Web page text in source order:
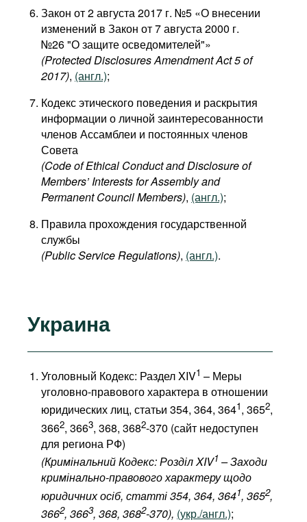
Закон от 2 августа 2017 г. №5 «О внесении
изменений в Закон от 7 августа 2000 г.
№26 "О защите осведомителей"»
(Protected Disclosures Amendment Act 5 of
2017), (англ.);
Кодекс этического поведения и раскрытия
информации о личной заинтересованности
членов Ассамблеи и постоянных членов
Совета
(Code of Ethical Conduct and Disclosure of
Members’ Interests for Assembly and
Permanent Council Members), (англ.);
Правила прохождения государственной
службы
(Public Service Regulations), (англ.).
Украина
Уголовный Кодекс: Раздел XIV1 – Меры
уголовно-правового характера в отношении
юридических лиц, статьи 354, 364, 3641, 3652,
3662, 3663, 368, 3682-370 (сайт недоступен
для региона РФ)
(Кримінальний Кодекс: Розділ XIV1 – Заходи
кримінально-правового характеру щодо
юридичних осіб, статті 354, 364, 3641, 3652,
3662, 3663, 368, 3682-370), (укр./англ.);